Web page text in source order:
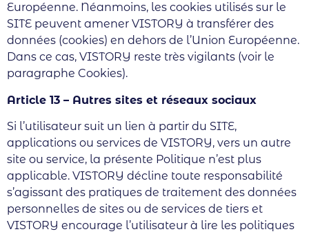
Européenne. Néanmoins, les cookies utilisés sur le
SITE peuvent amener VISTORY à transférer des
données (cookies) en dehors de l’Union Européenne.
Dans ce cas, VISTORY reste très vigilants (voir le
paragraphe Cookies).
Article 13 – Autres sites et réseaux sociaux
Si l’utilisateur suit un lien à partir du SITE,
applications ou services de VISTORY, vers un autre
site ou service, la présente Politique n’est plus
applicable. VISTORY décline toute responsabilité
s’agissant des pratiques de traitement des données
personnelles de sites ou de services de tiers et
VISTORY encourage l’utilisateur à lire les politiques